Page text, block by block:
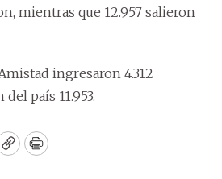
mientras que 12.957 salieron
ingresaron 4.312
país 11.953.
CopyPrint